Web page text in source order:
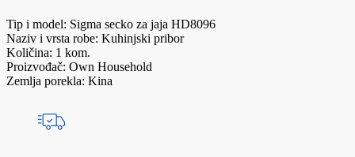
Tip i model: Sigma secko za jaja HD8096
Naziv i vrsta robe: Kuhinjski pribor
Količina: 1 kom.
Proizvođač: Own Household
Zemlja porekla: Kina